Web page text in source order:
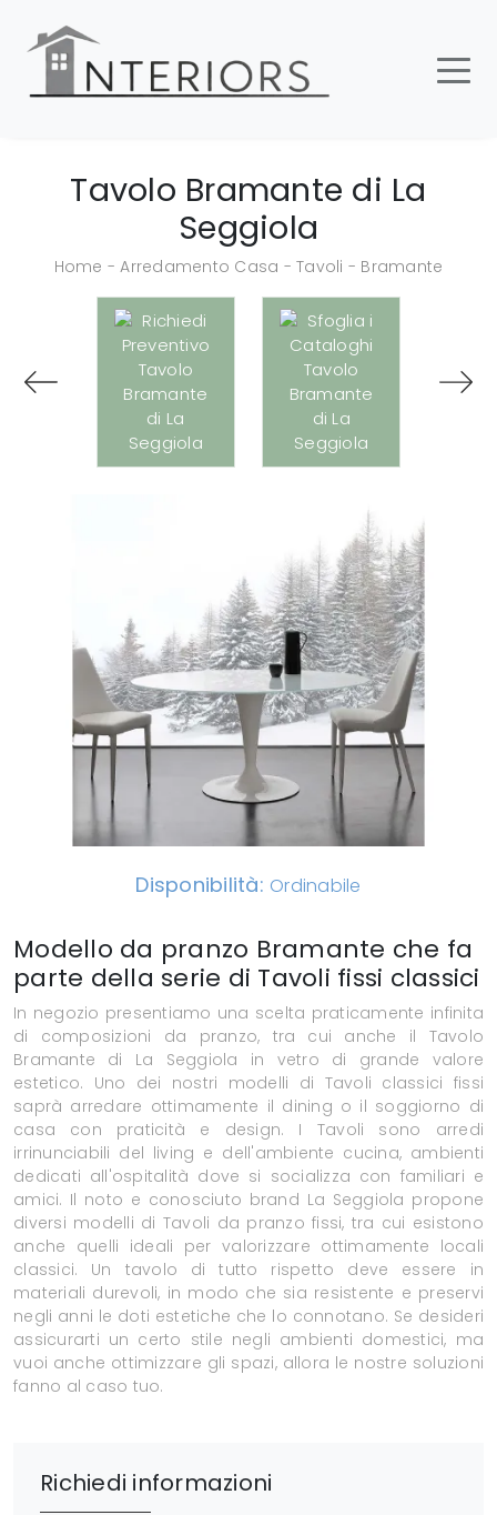
Tavolo Bramante di La
Seggiola
Home -Arredamento Casa -Tavoli - Bramante
Disponibilità: Ordinabile
Modello da pranzo Bramante che fa
parte della serie di Tavoli fissi classici
In negozio presentiamo una scelta praticamente infinita
di composizioni da pranzo, tra cui anche il Tavolo
Bramante di La Seggiola in vetro di grande valore
estetico. Uno dei nostri modelli di Tavoli classici fissi
saprà arredare ottimamente il dining o il soggiorno di
casa con praticità e design. I Tavoli sono arredi
irrinunciabili del living e dell'ambiente cucina, ambienti
dedicati all'ospitalità dove si socializza con familiari e
amici. Il noto e conosciuto brand La Seggiola propone
diversi modelli di Tavoli da pranzo fissi, tra cui esistono
anche quelli ideali per valorizzare ottimamente locali
classici. Un tavolo di tutto rispetto deve essere in
materiali durevoli, in modo che sia resistente e preservi
negli anni le doti estetiche che lo connotano. Se desideri
assicurarti un certo stile negli ambienti domestici, ma
vuoi anche ottimizzare gli spazi, allora le nostre soluzioni
fanno al caso tuo.
Richiedi informazioni